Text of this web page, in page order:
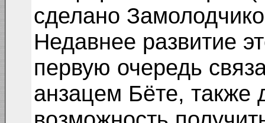
сделано
Недавнее развитие
первую очередь
анзацем Бёте, также